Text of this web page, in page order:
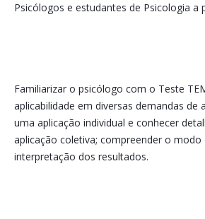
Psicólogos e estudantes de Psicologia a
Familiarizar o psicólogo com o Teste
aplicabilidade em diversas demandas de
uma aplicação individual e conhecer
aplicação coletiva; compreender o modo
interpretação dos resultados.